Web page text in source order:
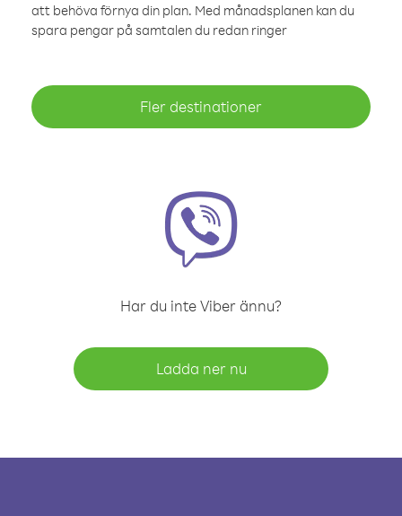
att behöva förnya din plan. Med månadsplanen kan du
spara pengar på samtalen du redan ringer
Fler destinationer
Har du inte Viber ännu?
Ladda ner nu